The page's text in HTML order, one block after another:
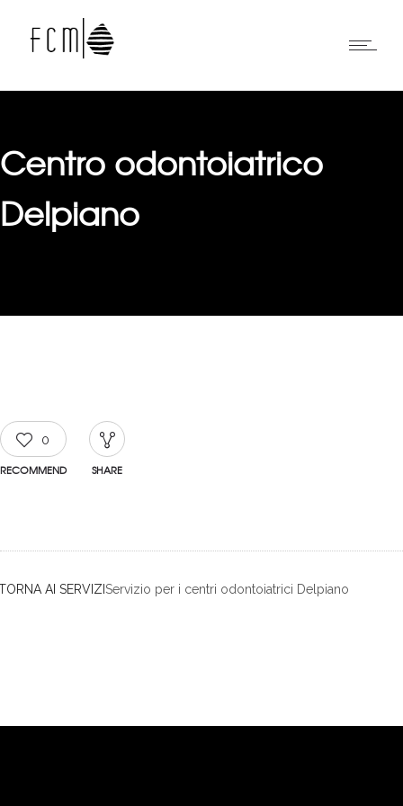
Centro odontoiatrico
Delpiano
0
RECOMMEND SHARE
AI SERVIZI Servizio per i centri odontoiatrici Delpiano